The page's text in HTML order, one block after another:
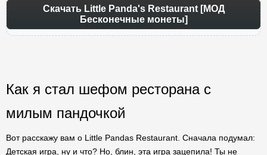
Скачать Little Panda's Restaurant [МОД
Бесконечные монеты]
Как я стал шефом ресторана с
милым пандочкой
Вот расскажу вам о Little Pandas Restaurant. Сначала подумал:
Детская игра, ну и что? Но, блин, эта игра зацепила! Ты не